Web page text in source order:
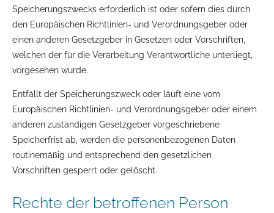
Speicherungszwecks erforderlich ist oder sofern dies durch
den Europäischen Richtlinien- und Verordnungsgeber oder
einen anderen Gesetzgeber in Gesetzen oder Vorschriften,
welchen der für die Verarbeitung Verantwortliche unterliegt,
vorgesehen wurde.
Entfällt der Speicherungszweck oder läuft eine vom
Europäischen Richtlinien- und Verordnungsgeber oder einem
anderen zuständigen Gesetzgeber vorgeschriebene
Speicherfrist ab, werden die personenbezogenen Daten
routinemäßig und entsprechend den gesetzlichen
Vorschriften gesperrt oder gelöscht.
Rechte der betroffenen Person